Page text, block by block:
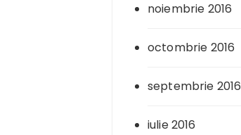
noiembrie 2016
octombrie 2016
septembrie 2016
iulie 2016